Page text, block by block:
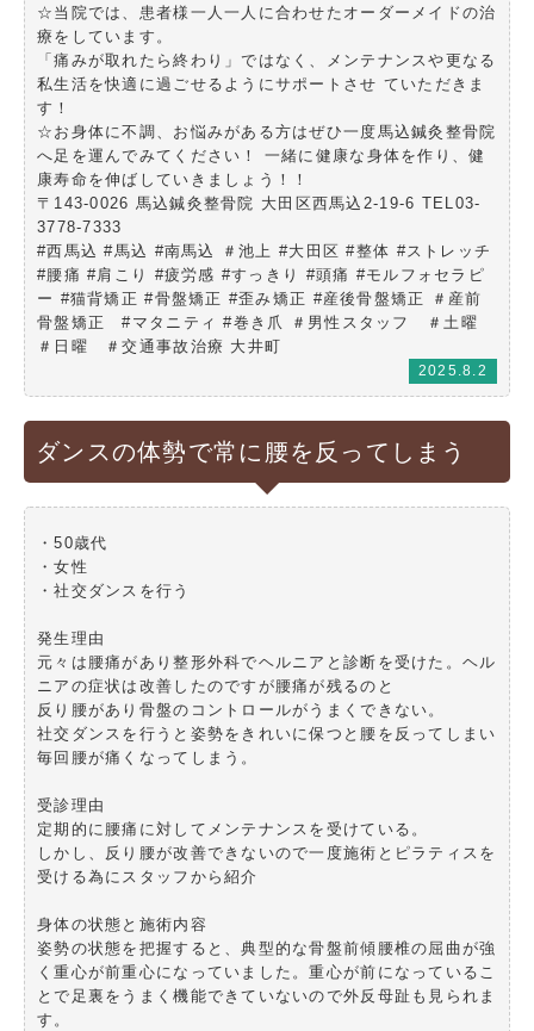
☆当院では、患者様一人一人に合わせたオーダーメイドの治
療をしています。
「痛みが取れたら終わり」ではなく、メンテナンスや更なる
私生活を快適に過ごせるようにサポートさせ ていただきま
す！
☆お身体に不調、お悩みがある方はぜひ一度馬込鍼灸整骨院
へ足を運んでみてください！ 一緒に健康な身体を作り、健
康寿命を伸ばしていきましょう！！
〒143-0026 馬込鍼灸整骨院 大田区西馬込2-19-6 TEL03-
3778-7333
#西馬込 #馬込 #南馬込 ＃池上 #大田区 #整体 #ストレッチ
#腰痛 #肩こり #疲労感 #すっきり #頭痛 #モルフォセラピ
ー #猫背矯正 #骨盤矯正 #歪み矯正 #産後骨盤矯正 ＃産前
骨盤矯正 #マタニティ #巻き爪 ＃男性スタッフ ＃土曜
＃日曜 ＃交通事故治療 大井町
2025.8.2
ダンスの体勢で常に腰を反ってしまう
・50歳代
・女性
・社交ダンスを行う
発生理由
元々は腰痛があり整形外科でヘルニアと診断を受けた。ヘル
ニアの症状は改善したのですが腰痛が残るのと
反り腰があり骨盤のコントロールがうまくできない。
社交ダンスを行うと姿勢をきれいに保つと腰を反ってしまい
毎回腰が痛くなってしまう。
受診理由
定期的に腰痛に対してメンテナンスを受けている。
しかし、反り腰が改善できないので一度施術とピラティスを
受ける為にスタッフから紹介
身体の状態と施術内容
姿勢の状態を把握すると、典型的な骨盤前傾腰椎の屈曲が強
く重心が前重心になっていました。重心が前になっているこ
とで足裏をうまく機能できていないので外反母趾も見られま
す。